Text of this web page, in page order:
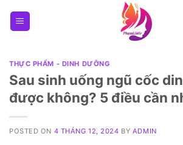
THỰC PHẨM - DINH DƯỠNG
Sau sinh uống ngũ cốc
được không? 5 điều cần
POSTED ON 4 THÁNG 12, 2024 BY ADMIN